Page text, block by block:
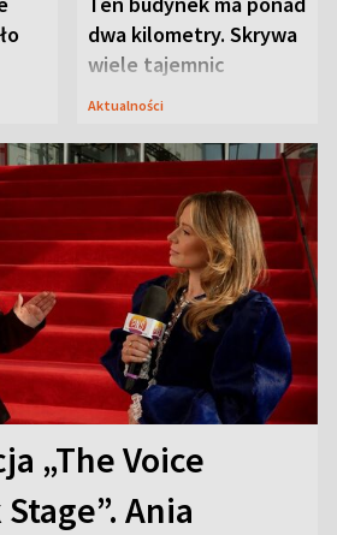
dwa kilometry. Skrywa
wiele tajemnic
Aktualności
„The Voice
Ania